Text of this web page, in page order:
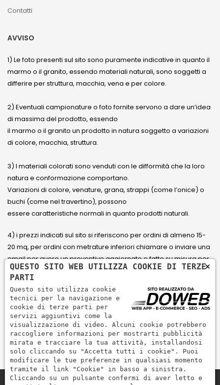
Contatti
AVVISO
1) Le foto presenti sul sito sono puramente indicative in quanto il
marmo o il granito, essendo materiali naturali, sono soggetti a
differire per struttura, macchia, vena e per colore.
2) Eventuali campionature o foto fornite servono a dare un’idea
di massima del prodotto, essendo
il marmo o il granito un prodotto in natura soggetto a variazioni
di colore, macchia, struttura.
3) I materiali colorati sono venduti con le difformità che la loro
natura e conformazione comportano.
Variazioni di colore, venature, grana, strappi (come l’onice) o
buchi (come nel travertino), possono
essere caratteristiche normali in quanto prodotti naturali.
4) i prezzi indicati sul sito si riferiscono per ordini di almeno 15-
20 mq, per ordini con metrature inferiori chiamare o inviare una
email per avere un preventivo aggiornato e fatto su misura per
il cliente.
5) Paga con Carta di credito Visa, Visa Electron, Maestro,
Mastercard tramite il circuito PayPal. PayPal serve per pagare,
inviare denaro e accettare pagamenti in modo rapido,
semplice e sicuro.
×
QUESTO SITO WEB UTILIZZA COOKIE DI TERZE
PARTI
Questo sito utilizza cookie
tecnici per la navigazione e
cookie di terze parti per
servizi aggiuntivi come la
visualizzazione di video. Alcuni cookie potrebbero
raccogliere informazioni per mostrarti pubblicità
mirata e tracciare la tua attività, installandosi
solo cliccando su "Accetta tutti i cookie". Puoi
modificare le tue preferenze in qualsiasi momento
tramite il link "Cookie" in basso a sinistra.
Cliccando su un pulsante confermi di aver letto e